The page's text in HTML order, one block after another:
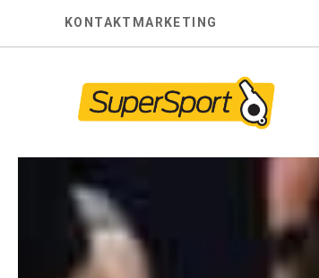
KONTAKT MARKETING